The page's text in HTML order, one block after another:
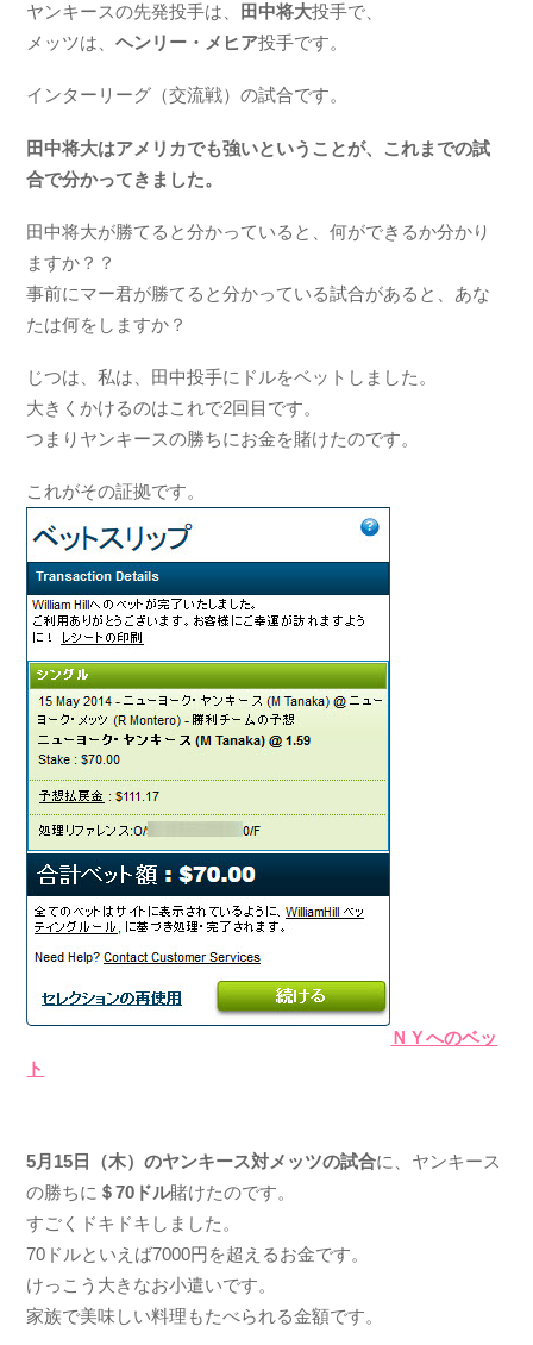
ヤンキースの先発投手は、 田中将大投手で、
メッツは、ヘンリー・メヒア投手です。
インターリーグ（交流戦）の試合です。
田中将大はアメリカでも強いということが、これまでの試
合で分かってきました。
田中将大が勝てると分かっていると、何ができるか分かり
ますか？？
事前にマー君が勝てると分かっている試合があると、あな
たは何をしますか？
じつは、私は、田中投手にドルをベットしました。
大きくかけるのはこれで2回目です。
つまりヤンキースの勝ちにお金を賭けたのです。
これがその証拠です。
ＮＹへのベッ
ト
5月15日（木）のヤンキース対メッツの試合に、ヤンキース
の勝ちに ＄70ドル賭けたのです。
すごくドキドキしました。
70ドルといえば7000円を超えるお金です。
けっこう大きなお小遣いです。
家族で美味しい料理もたべられる金額です。